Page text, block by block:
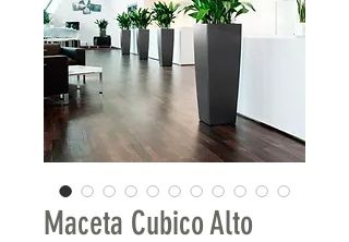
Maceta Cubico Alto